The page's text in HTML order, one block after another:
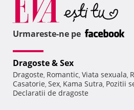
Urmareste-ne pe
Dragoste & Sex
Dragoste, Romantic, Viata sexuala,
Casatorie, Sex, Kama Sutra, Pozitii
Declaratii de dragoste